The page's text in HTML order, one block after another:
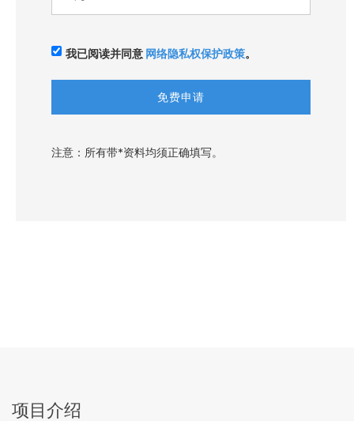
我已阅读并同意 网络隐私权保护政策。
注意：所有带*资料均须正确填写。
项目介绍